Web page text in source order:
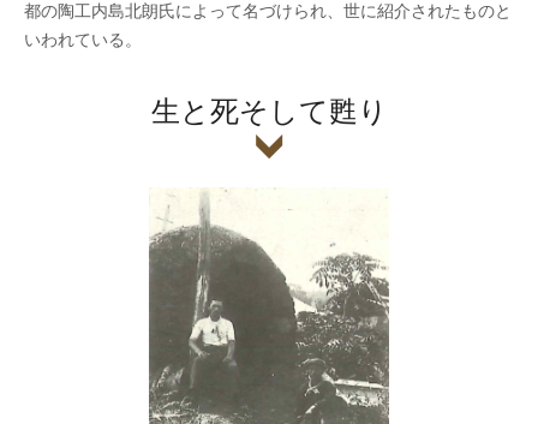
都の陶工内島北朗氏によって名づけられ、世に紹介されたものと
いわれている。
生と死そして甦り